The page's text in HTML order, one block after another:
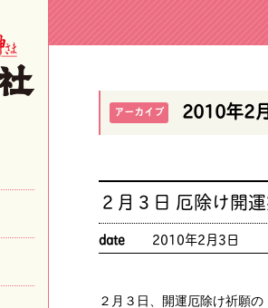
アーカイブ 2010年2
２月３日 厄除け開
date 2010年2月3日
２月３日、開運厄除け祈願の